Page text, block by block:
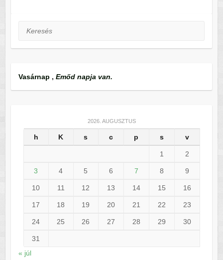
Keresés
Vasárnap , Emőd napja van.
2026. AUGUSZTUS
h K s c p s v
1 2
3 4 5 6 7 8 9
10 11 12 13 14 15 16
17 18 19 20 21 22 23
24 25 26 27 28 29 30
31
« júl